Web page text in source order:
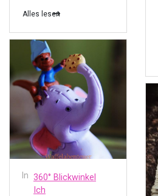
Alles lesen
In 360° Blickwinkel
Ich